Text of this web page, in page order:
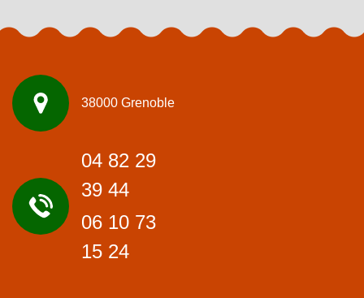
38000 Grenoble
04 82 29
39 44
06 10 73
15 24